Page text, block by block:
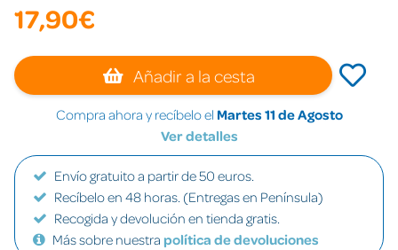
17,90€
Añadir a la cesta
Compra ahora y recíbelo el Martes 11 de Agosto
Ver detalles
Envío gratuito a partir de 50 euros.
Recíbelo en 48 horas. (Entregas en Península)
Recogida y devolución en tienda gratis.
Más sobre nuestra política de devoluciones